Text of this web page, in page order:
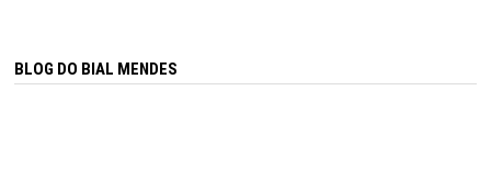
BLOG DO BIAL MENDES